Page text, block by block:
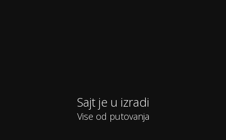
Sajt je u izradi
Vise od putovanja